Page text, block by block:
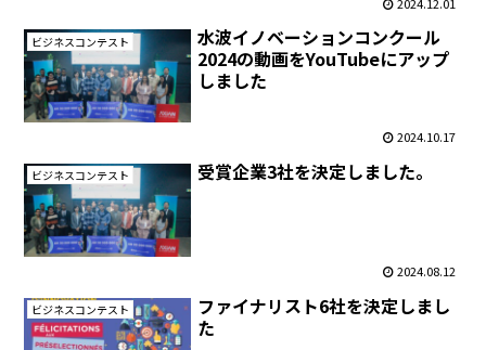
ビジネスコンテスト
水波イノベーションコンクール
2024の動画をYouTubeにアップ
しました
2024.10.17
ビジネスコンテスト 受賞企業3社を決定しました。
2024.08.12
ビジネスコンテスト
ファイナリスト6社を決定しまし
た